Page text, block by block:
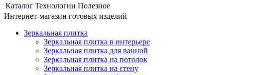
Каталог Технологии Полезное
Интернет-магазин готовых изделий
Зеркальная плитка
Зеркальная плитка в интерьере
Зеркальная плитка для ванной
Зеркальная плитка на потолок
Зеркальная плитка на стену